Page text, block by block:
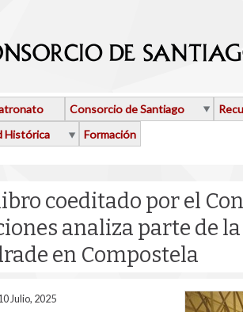
Consorcio de Santiago
Histórica
Formación
coeditado por el
analiza parte de
en Compostela
Julio, 2025